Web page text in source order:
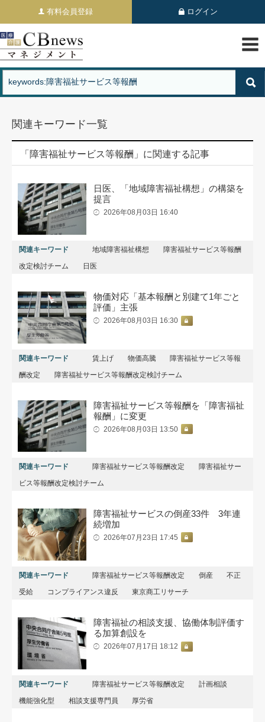
有料会員登録 ログイン
関連キーワード一覧
「障害福祉サービス等報酬」に関連する記事
日医、「地域障害福祉構想」の構築を
提言
2026年08月03日 16:40
関連キーワード 地域障害福祉構想
障害福祉サービス等報酬
改定検討チーム
日医
物価対応「基本報酬と別建て1年ごと
評価」主張
2026年08月03日 16:30
関連キーワード 賃上げ 物価高騰
障害福祉サービス等報
酬改定
障害福祉サービス等報酬改定検討チーム
障害福祉サービス等報酬を「障害福祉
報酬」に変更
2026年08月03日 13:50
関連キーワード 障害福祉サービス等報酬改定
障害福祉サー
ビス等報酬改定検討チーム
障害福祉サービスの倒産33件 3年連
続増加
2026年07月23日 17:45
関連キーワード 障害福祉サービス等報酬改定 倒産
不正
受給
コンプライアンス違反 東京商工リサーチ
障害福祉の相談支援、協働体制評価す
る加算創設を
2026年07月17日 18:12
関連キーワード 障害福祉サービス等報酬改定
計画相談
機能強化型
相談支援専門員 厚労省